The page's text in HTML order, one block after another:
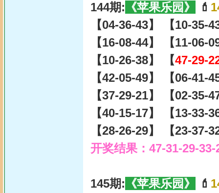
144期: 《苹果乐园》 💄
【04-36-43】 【10-35-
【16-08-44】 【11-06-
【10-26-38】 【47-29-
【42-05-49】 【06-41-
【37-29-21】 【02-35-
【40-15-17】 【13-33-
【28-26-29】 【23-37-
开奖结果：47-31-29-
145期: 《苹果乐园》 💄